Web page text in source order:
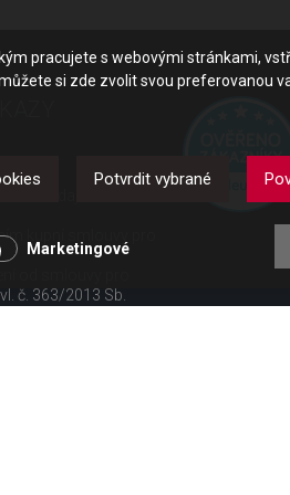
kupní smlouvy pro
č. 363/2013 Sb.
pracujete s webovými stránkami,
si zde zvolit svou preferovanou
Potvrdit vybrané
Marketingové